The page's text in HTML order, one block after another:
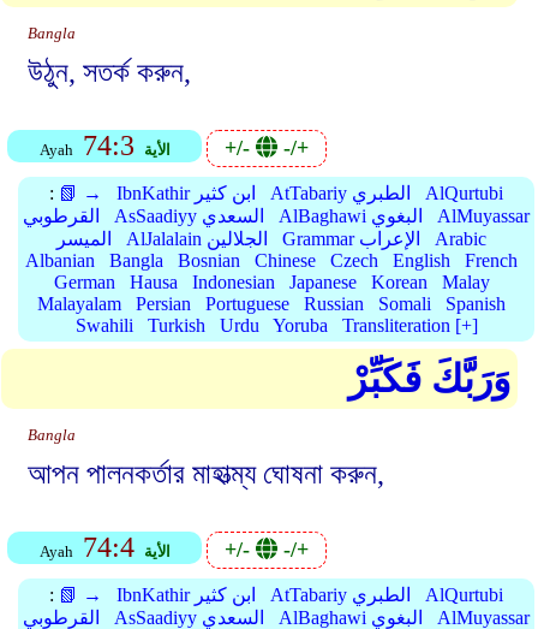
Bangla
উঠুন, সতর্ক করুন,
Ayah 74:3 الأية +/- -/+
: 📗 → IbnKathir ابن كثير AtTabariy الطبري
AlQurtubi
القرطوبي
AsSaadiyy السعدي AlBaghawi البغوي
AlMuyassar
الميسر
AlJalalain الجلالين Grammar الإعراب
Arabic
Albanian
Bangla Bosnian Chinese Czech English
French
German
Hausa Indonesian Japanese Korean
Malay
Malayalam
Persian Portuguese Russian Somali
Spanish
Swahili
Turkish Urdu Yoruba Transliteration [+]
وَرَبَّكَ فَكَبِّرْ
Bangla
আপন পালনকর্তার মাহাত্ম্য ঘোষনা করুন,
Ayah 74:4 الأية +/- -/+
: 📗 → IbnKathir ابن كثير AtTabariy الطبري
AlQurtubi
القرطوبي
AsSaadiyy السعدي AlBaghawi البغوي
AlMuyassar